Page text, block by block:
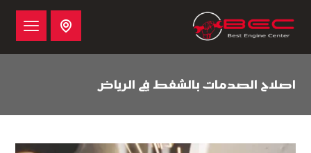
اصلاح الصدمات بالشفط في الرياض